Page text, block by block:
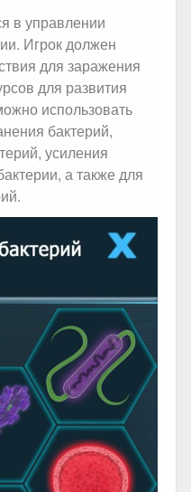
в управлении
Игрок должен
для заражения
для развития
использовать
бактерий,
усиления
а также для